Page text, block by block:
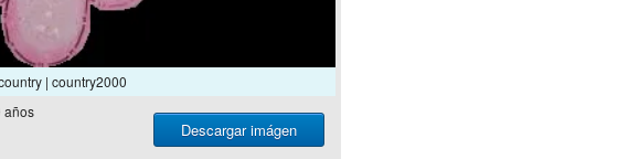
| country2000
Descargar imágen
años